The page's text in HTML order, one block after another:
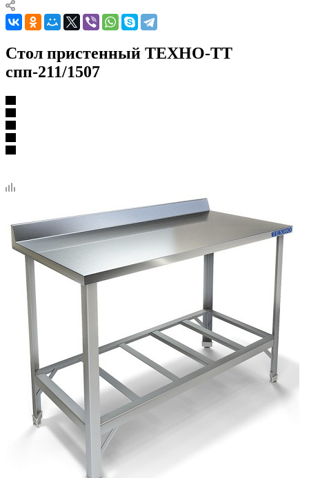
Стол пристенный ТЕХНО-ТТ
спп-211/1507